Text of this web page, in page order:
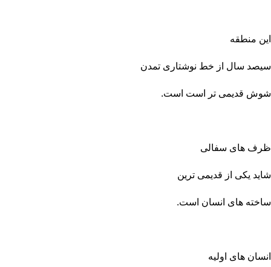
این منطقه
سیصد سال از خط نوشتاری تمدن
شوش قدیمی تر است است.
ظرف های سفالی
شاید یکی از قدیمی ترین
ساخته های انسان است.
انسان های اولیه